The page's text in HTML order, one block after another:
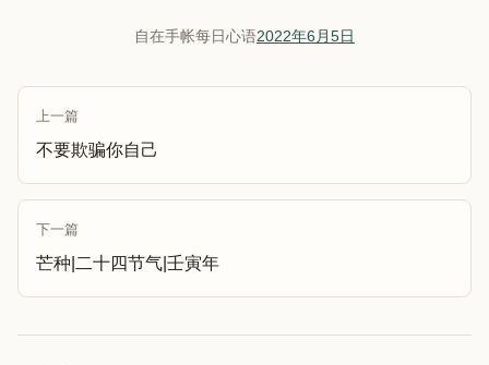
自在手帐每日心语2022年6月5日
上一篇
不要欺骗你自己
下一篇
芒种|二十四节气|壬寅年